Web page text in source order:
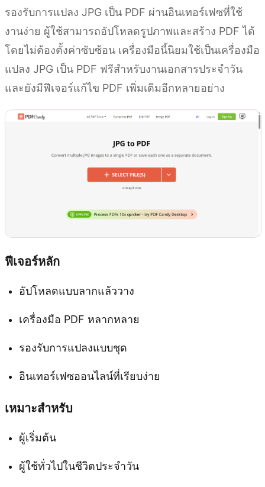
รองรับการแปลง JPG เป็น PDF ผ่านอินเทอร์เฟซที่ใช้
งานง่าย ผู้ใช้สามารถอัปโหลดรูปภาพและสร้าง PDF ได้
โดยไม่ต้องตั้งค่าซับซ้อน เครื่องมือนี้นิยมใช้เป็นเครื่องมือ
แปลง JPG เป็น PDF ฟรีสำหรับงานเอกสารประจำวัน
และยังมีฟีเจอร์แก้ไข PDF เพิ่มเติมอีกหลายอย่าง
ฟีเจอร์หลัก
อัปโหลดแบบลากแล้ววาง
เครื่องมือ PDF หลากหลาย
รองรับการแปลงแบบชุด
อินเทอร์เฟซออนไลน์ที่เรียบง่าย
เหมาะสำหรับ
ผู้เริ่มต้น
ผู้ใช้ทั่วไปในชีวิตประจำวัน